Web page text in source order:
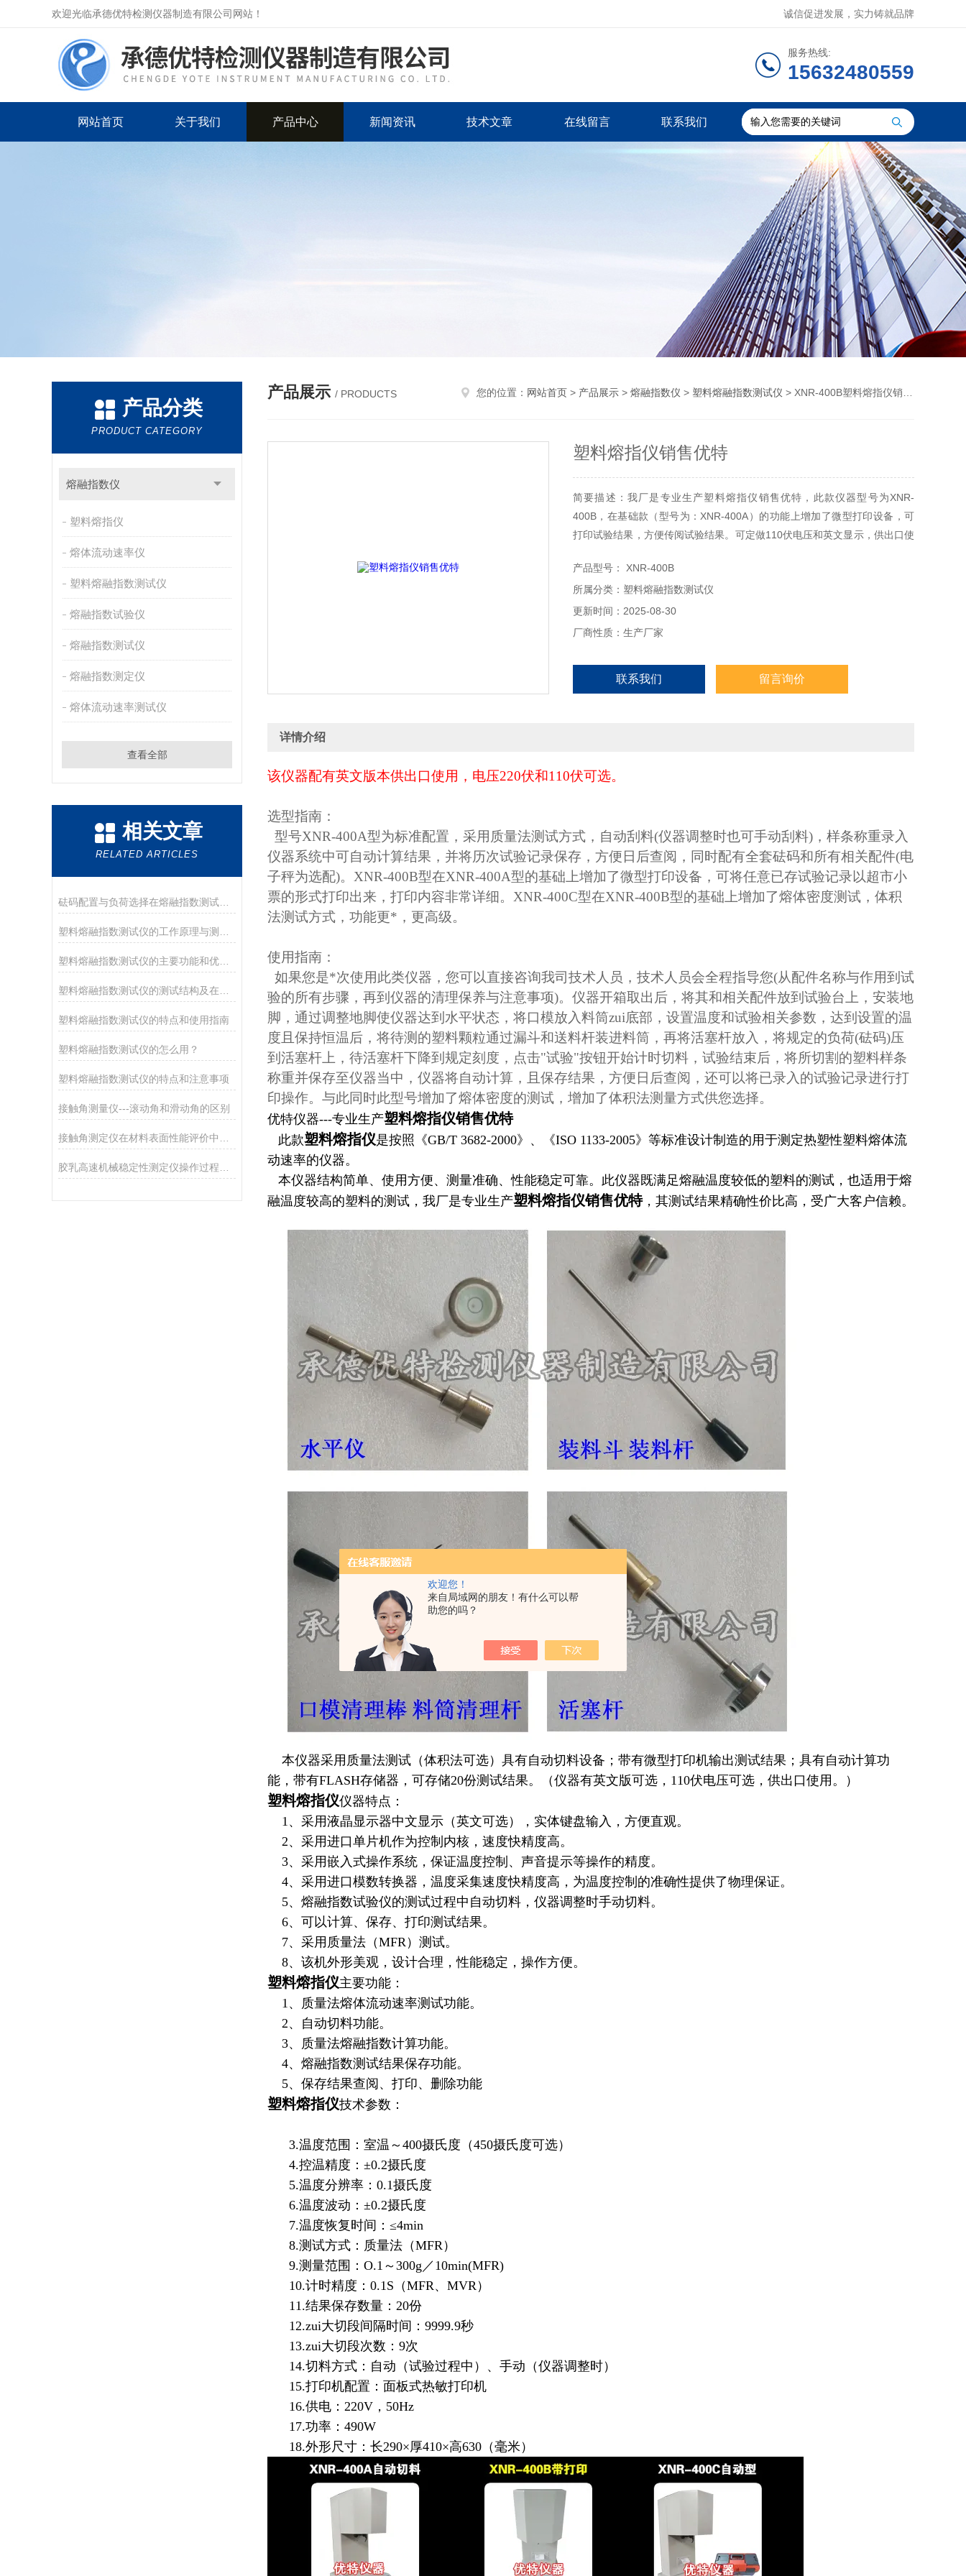
欢迎您！
来自局域网的朋友！有什么可以帮
助您的吗？
欢迎光临承德优特检测仪器制造有限公司网站！ 诚信促进发展，实力铸就品牌
服务热线:
15632480559
网站首页 关于我们 产品中心 新闻资讯 技术文章 在线留言 联系我们
产品分类
PRODUCT CATEGORY
熔融指数仪
塑料熔指仪
熔体流动速率仪
塑料熔融指数测试仪
熔融指数试验仪
熔融指数测试仪
熔融指数测定仪
熔体流动速率测试仪
查看全部
相关文章
RELATED ARTICLES
塑料熔融指数测试仪的主要功能和优势是怎样的？
塑料熔融指数测试仪的特点和使用指南
塑料熔融指数测试仪的怎么用？
塑料熔融指数测试仪的特点和注意事项
接触角测量仪---滚动角和滑动角的区别
产品展示 / PRODUCTS 您的位置： 网站首页 > 产品展示 > 熔融指数仪 > 塑料熔融指数测试仪 > XNR-400B塑料熔指仪销售优特
塑料熔指仪销售优特
简要描述：我厂是专业生产塑料熔指仪销售优特，此款仪器型号为XNR-
400B，在基础款（型号为：XNR-400A）的功能上增加了微型打印设备，可
打印试验结果，方便传阅试验结果。可定做110伏电压和英文显示，供出口使
产品型号： XNR-400B
所属分类：塑料熔融指数测试仪
更新时间：2025-08-30
厂商性质：生产厂家
联系我们 留言询价
详情介绍
该仪器配有英文版本供出口使用，电压220伏和110伏可选。
选型指南：
型号XNR-400A型为标准配置，采用质量法测试方式，自动刮料(仪器调整时也可手动刮料)，样条称重录入
仪器系统中可自动计算结果，并将历次试验记录保存，方便日后查阅，同时配有全套砝码和所有相关配件(电
子秤为选配)。XNR-400B型在XNR-400A型的基础上增加了微型打印设备，可将任意已存试验记录以超市小
票的形式打印出来，打印内容非常详细。XNR-400C型在XNR-400B型的基础上增加了熔体密度测试，体积
法测试方式，功能更*，更高级。
使用指南：
如果您是*次使用此类仪器，您可以直接咨询我司技术人员，技术人员会全程指导您(从配件名称与作用到试
验的所有步骤，再到仪器的清理保养与注意事项)。仪器开箱取出后，将其和相关配件放到试验台上，安装地
脚，通过调整地脚使仪器达到水平状态，将口模放入料筒zui底部，设置温度和试验相关参数，达到设置的温
度且保持恒温后，将待测的塑料颗粒通过漏斗和送料杆装进料筒，再将活塞杆放入，将规定的负荷(砝码)压
到活塞杆上，待活塞杆下降到规定刻度，点击"试验"按钮开始计时切料，试验结束后，将所切割的塑料样条
称重并保存至仪器当中，仪器将自动计算，且保存结果，方便日后查阅，还可以将已录入的试验记录进行打
印操作。与此同时此型号增加了熔体密度的测试，增加了体积法测量方式供您选择。
优特仪器---专业生产塑料熔指仪销售优特
此款塑料熔指仪是按照《GB/T 3682-2000》、《ISO 1133-2005》等标准设计制造的用于测定热塑性塑料熔体流
动速率的仪器。
本仪器结构简单、使用方便、测量准确、性能稳定可靠。此仪器既满足熔融温度较低的塑料的测试，也适用于熔
融温度较高的塑料的测试，我厂是专业生产塑料熔指仪销售优特，其测试结果精确性价比高，受广大客户信赖。
本仪器采用质量法测试（体积法可选）具有自动切料设备；带有微型打印机输出测试结果；具有自动计算功
能，带有FLASH存储器，可存储20份测试结果。（仪器有英文版可选，110伏电压可选，供出口使用。）
塑料熔指仪仪器特点：
1、采用液晶显示器中文显示（英文可选），实体键盘输入，方便直观。
2、采用进口单片机作为控制内核，速度快精度高。
3、采用嵌入式操作系统，保证温度控制、声音提示等操作的精度。
4、采用进口模数转换器，温度采集速度快精度高，为温度控制的准确性提供了物理保证。
5、 熔融指数试验仪的测试过程中自动切料，仪器调整时手动切料。
6、可以计算、保存、打印测试结果。
7、采用质量法（MFR）测试。
8、该机外形美观，设计合理，性能稳定，操作方便。
塑料熔指仪主要功能：
1、质量法熔体流动速率测试功能。
2、自动切料功能。
3、质量法熔融指数计算功能。
4、熔融指数测试结果保存功能。
5、保存结果查阅、打印、删除功能
塑料熔指仪技术参数：
3.温度范围：室温～400摄氏度（450摄氏度可选）
4.控温精度：±0.2摄氏度
5.温度分辨率：0.1摄氏度
6.温度波动：±0.2摄氏度
7.温度恢复时间：≤4min
8.测试方式：质量法（MFR）
9.测量范围：O.1～300g／10min(MFR)
10.计时精度：0.1S（MFR、MVR）
11.结果保存数量：20份
12.zui大切段间隔时间：9999.9秒
13.zui大切段次数：9次
14.切料方式：自动（试验过程中）、手动（仪器调整时）
15.打印机配置：面板式热敏打印机
16.供电：220V，50Hz
17.功率：490W
18.外形尺寸：长290×厚410×高630（毫米）